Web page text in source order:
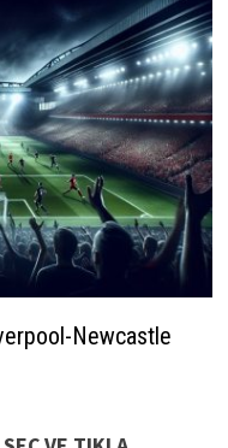
Newcastle